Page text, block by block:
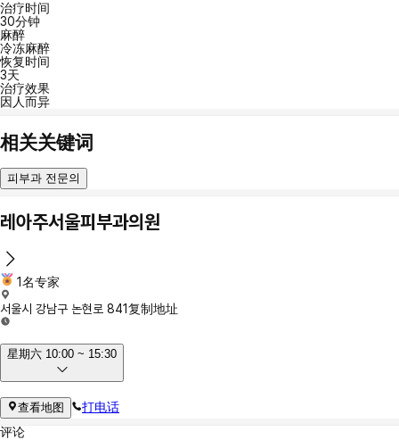
治疗时间
30分钟
麻醉
冷冻麻醉
恢复时间
3天
治疗效果
因人而异
相关关键词
피부과 전문의
레아주서울피부과의원
1名专家
서울시 강남구 논현로 841复制地址
星期六 10:00 ~ 15:30
查看地图
打电话
评论